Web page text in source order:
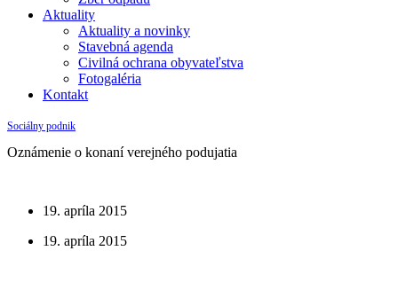
Aktuality
Aktuality a novinky
Stavebná agenda
Civilná ochrana obyvateľstva
Fotogaléria
Kontakt
Sociálny podnik
Oznámenie o konaní verejného podujatia
19. apríla 2015
19. apríla 2015